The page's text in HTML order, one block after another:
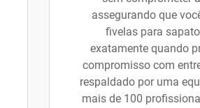
assegurando que
fivelas para
exatamente quando
compromisso com
respaldado por uma
mais de 100